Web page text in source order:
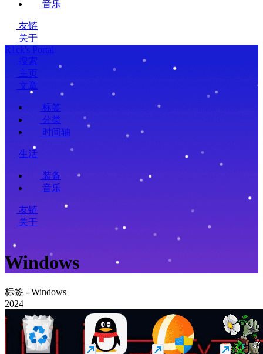
音乐
友链
关于
R1ck's Portal
搜索
主页
文章
标签
分类
时间轴
生活
装备
音乐
友链
关于
Windows
标签 - Windows
2024